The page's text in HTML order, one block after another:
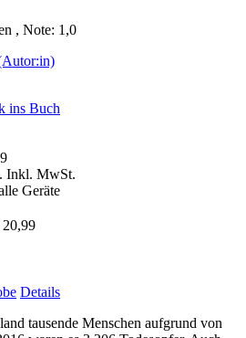
, Note: 1,0
ins Buch
Inkl. MwSt.
Geräte
Details
tausende Menschen aufgrund von